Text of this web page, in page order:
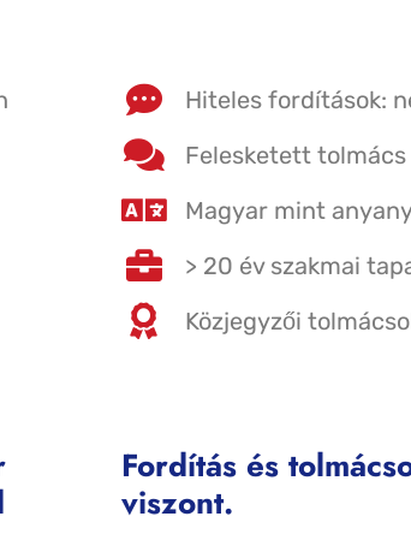
Hiteles fordítások:
Felesketett
Magyar mint
> 20 év szakmai
Közjegyzői
Fordítás és
viszont.